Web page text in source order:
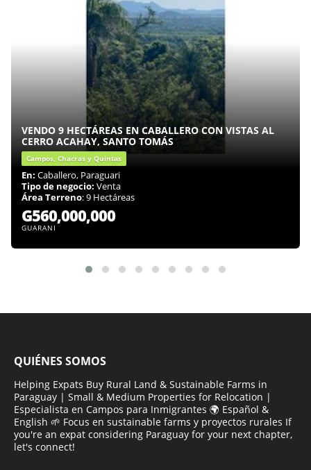
VENDO 9 HECTÁREAS EN CABALLERO CON VISTAS AL
CERRO ACAHAY, SANTO TOMÁS
Campos, Chacras y Quintas
En: Caballero, Paraguari
Tipo de negocio: Venta
Área Terreno: 9 Hectáreas
G560,000,000
GUARANI
QUIÉNES SOMOS
Helping Expats Buy Rural Land & Sustainable Farms in
Paraguay | Small & Medium Properties for Relocation |
Especialista en Campos para Inmigrantes 🌍 Español &
English 🌱 Focus en sustainable farms y proyectos rurales If
you're an expat considering Paraguay for your next chapter,
let's connect!